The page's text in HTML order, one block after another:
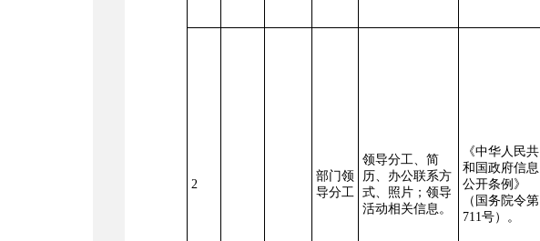
2
部门领
导分工
领导分工、简
历、办公联系方
式、照片； 领导
活动相关信息。
《中华人民共
和国政府信息
公开条例》
（国务院令第
711号）。